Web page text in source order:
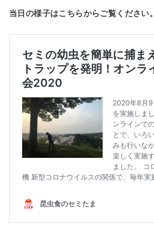
当日の様子はこちらからご覧ください。